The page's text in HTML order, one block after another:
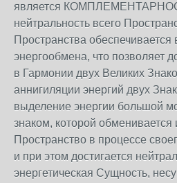
является
нейтральность всего
Пространства обеспечивается
энергообмена, что позволяет
в Гармонии двух Великих
аннигиляции энергий двух
выделение энергии большой
знаком, которой обменивается
Пространство в процессе
и при этом достигается
энергетическая Сущность,